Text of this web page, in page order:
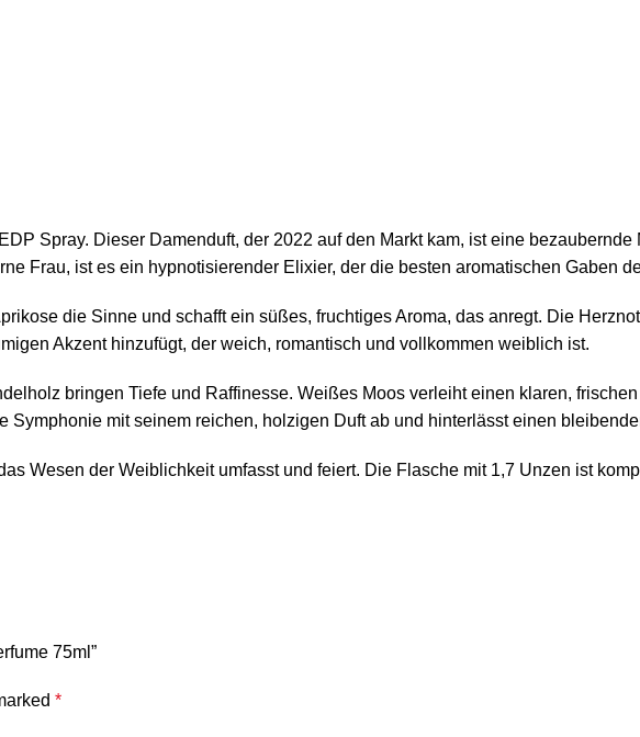
Spray. Dieser Damenduft, der 2022 auf den Markt kam, ist eine
Frau, ist es ein hypnotisierender Elixier, der die besten aromatischen Gaben
die Sinne und schafft ein süßes, fruchtiges Aroma, das anregt. Die
Akzent hinzufügt, der weich, romantisch und vollkommen weiblich ist.
bringen Tiefe und Raffinesse. Weißes Moos verleiht einen klaren,
mit seinem reichen, holzigen Duft ab und hinterlässt einen
Wesen der Weiblichkeit umfasst und feiert. Die Flasche mit 1,7 Unzen ist
75ml”
*